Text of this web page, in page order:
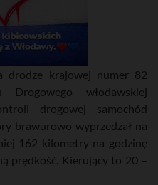
drodze krajowej numer 82
Drogowego włodawskiej
drogowej samochód
brawurowo wyprzedzał na
162 kilometry na godzinę
prędkość. Kierujący to 20 –